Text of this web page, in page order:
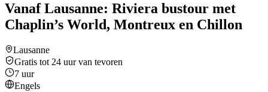
Vanaf Lausanne: Riviera bustour met
Chaplin’s World, Montreux en Chillon
Lausanne
Gratis tot 24 uur van tevoren
7 uur
Engels